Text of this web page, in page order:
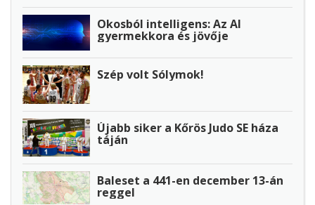
Okosból intelligens: Az AI
gyermekkora és jövője
Szép volt Sólymok!
Újabb siker a Kőrös Judo SE háza
táján
Baleset a 441-en december 13-án
reggel